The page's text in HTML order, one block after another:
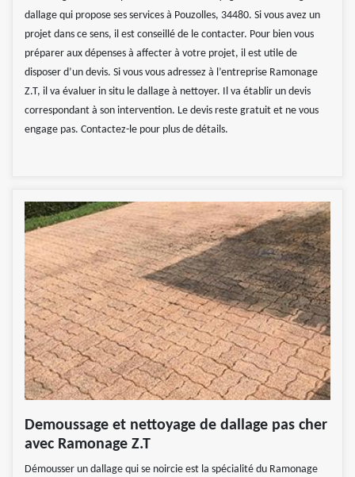
dallage qui propose ses services à Pouzolles, 34480. Si vous avez un
projet dans ce sens, il est conseillé de le contacter. Pour bien vous
préparer aux dépenses à affecter à votre projet, il est utile de
disposer d’un devis. Si vous vous adressez à l’entreprise Ramonage
Z.T, il va évaluer in situ le dallage à nettoyer. Il va établir un devis
correspondant à son intervention. Le devis reste gratuit et ne vous
engage pas. Contactez-le pour plus de détails.
Demoussage et nettoyage de dallage pas cher
avec Ramonage Z.T
Démousser un dallage qui se noircie est la spécialité du Ramonage